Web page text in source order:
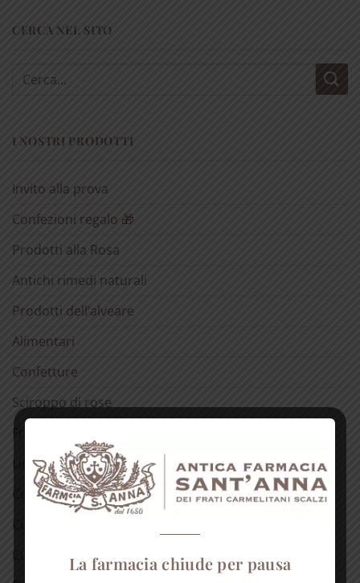
CERCA NEL SITO
Cerca:
I NOSTRI PRODOTTI
Invito alla prova
Confezioni regalo 🎁
Prodotti alla Rosa
Antichi rimedi naturali
Prodotti dell’alveare
Alimentari
Confetture
Sciroppo di rose
Fragranze del Carmelo
Liquori
Cura della pelle
Cura dei capelli
Cura della boccaLa farmacia chiude per pausa